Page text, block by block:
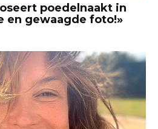
poedelnaakt in
en gewaagde foto!»